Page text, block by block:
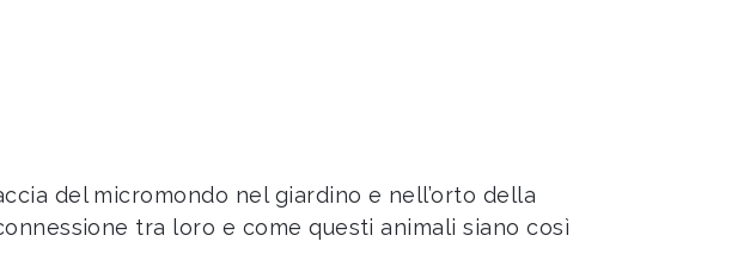
del micromondo nel giardino e nell’orto della
tra loro e come questi animali siano così